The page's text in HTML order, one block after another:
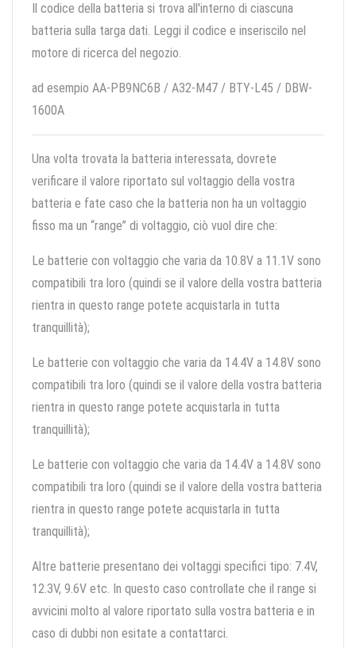
Il codice della batteria si trova all'interno di ciascuna
batteria sulla targa dati. Leggi il codice e inseriscilo nel
motore di ricerca del negozio.
ad esempio AA-PB9NC6B / A32-M47 / BTY-L45 / DBW-
1600A
Una volta trovata la batteria interessata, dovrete
verificare il valore riportato sul voltaggio della vostra
batteria e fate caso che la batteria non ha un voltaggio
fisso ma un “range” di voltaggio, ciò vuol dire che:
Le batterie con voltaggio che varia da 10.8V a 11.1V sono
compatibili tra loro (quindi se il valore della vostra batteria
rientra in questo range potete acquistarla in tutta
tranquillità);
Le batterie con voltaggio che varia da 14.4V a 14.8V sono
compatibili tra loro (quindi se il valore della vostra batteria
rientra in questo range potete acquistarla in tutta
tranquillità);
Le batterie con voltaggio che varia da 14.4V a 14.8V sono
compatibili tra loro (quindi se il valore della vostra batteria
rientra in questo range potete acquistarla in tutta
tranquillità);
Altre batterie presentano dei voltaggi specifici tipo: 7.4V,
12.3V, 9.6V etc. In questo caso controllate che il range si
avvicini molto al valore riportato sulla vostra batteria e in
caso di dubbi non esitate a contattarci.